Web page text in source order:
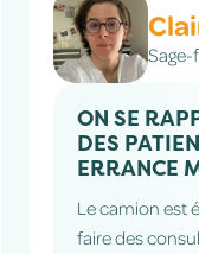
ON SE
DES
ERRANCE
Le camion est
faire des